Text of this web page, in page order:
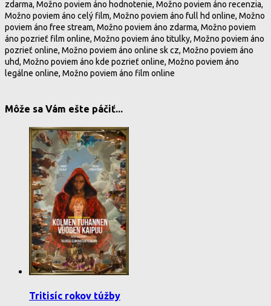
zdarma, Možno poviem áno hodnotenie, Možno poviem áno recenzia,
Možno poviem áno celý film, Možno poviem áno full hd online, Možno
poviem áno free stream, Možno poviem áno zdarma, Možno poviem
áno pozrieť film online, Možno poviem áno titulky, Možno poviem áno
pozrieť online, Možno poviem áno online sk cz, Možno poviem áno
uhd, Možno poviem áno kde pozrieť online, Možno poviem áno
legálne online, Možno poviem áno film online
Môže sa Vám ešte páčiť...
Tritisíc rokov túžby